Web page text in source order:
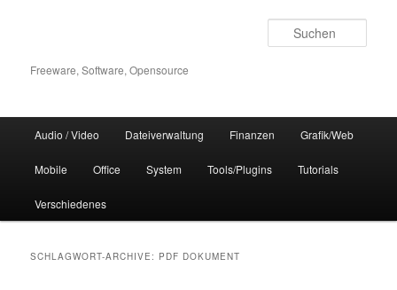
wechselnFreeware, Software, Opensource
Audio / Video Dateiverwaltung Finanzen Grafik/Web
Mobile Office System Tools/Plugins Tutorials
Verschiedenes
SCHLAGWORT-ARCHIVE: PDF DOKUMENT